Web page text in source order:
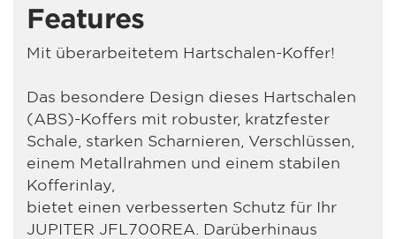
Features
Mit überarbeitetem Hartschalen-Koffer!
Das besondere Design dieses Hartschalen
(ABS)-Koffers mit robuster, kratzfester
Schale, starken Scharnieren, Verschlüssen,
einem Metallrahmen und einem stabilen
Kofferinlay,
bietet einen verbesserten Schutz für Ihr
JUPITER JFL700REA. Darüberhinaus